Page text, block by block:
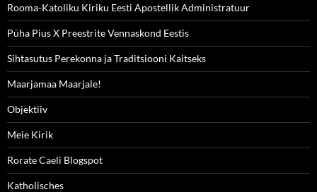
Rooma-Katoliku Kiriku Eesti Apostellik Administratuur
Püha Pius X Preestrite Vennaskond Eestis
Sihtasutus Perekonna ja Traditsiooni Kaitseks
Maarjamaa Maarjale!
Objektiiv
Meie Kirik
Rorate Caeli Blogspot
Katholisches